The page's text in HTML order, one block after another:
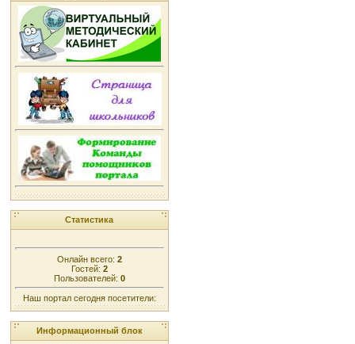
Статистика
Онлайн всего: 2
Гостей: 2
Пользователей: 0
Наш портал сегодня посетители:
Информационный блок